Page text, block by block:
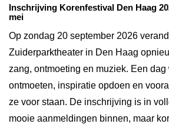
Inschrijving Korenfestival Den Haag
mei
Op zondag 20 september 2026
Zuiderparktheater in Den Haag
zang, ontmoeting en muziek. Een
ontmoeten, inspiratie opdoen en
ze voor staan. De inschrijving is in
mooie aanmeldingen binnen, maar